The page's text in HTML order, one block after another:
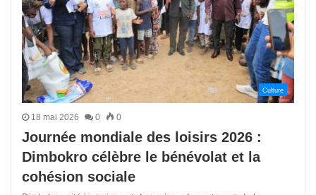
Culture
18 mai 2026 0 0
Journée mondiale des loisirs 2026 :
Dimbokro célèbre le bénévolat et la
cohésion sociale